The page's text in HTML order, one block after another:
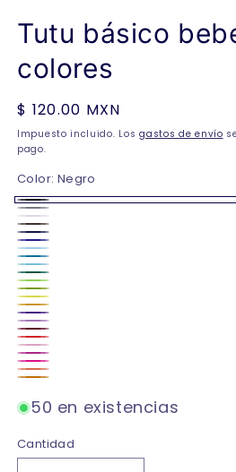
Tutu básico
colores
Precio
habitual
$ 120.00 MXN
Impuesto incluido. Losgastos de envío
pago.
Color: Negro
Negro
Gris
Blanco
Café
Marino
Azul
rey
Azul
cielo
Turquesa
azul
aqua
Verde
bandera
Verde
limón
verde
manzana
Amarillo
amarillo
mango
Morado
Lila
Vino
Rojo
Rosa
claro
Fucsia
rosa
neón
Coral
50 en existencias
Cantidad